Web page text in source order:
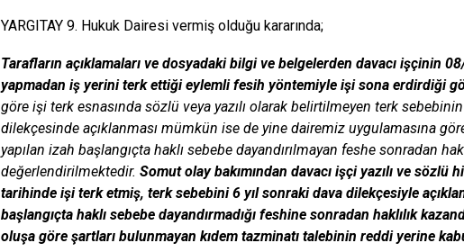
YARGITAY 9. Hukuk Dairesi vermiş olduğu kararında;
Tarafların açıklamaları ve dosyadaki bilgi ve belgelerden davacı işçinin
yapmadan iş yerini terk ettiği eylemli fesih yöntemiyle işi sona erdirdiği
göre işi terk esnasında sözlü veya yazılı olarak belirtilmeyen terk
dilekçesinde açıklanması mümkün ise de yine dairemiz uygulamasına
yapılan izah başlangıçta haklı sebebe dayandırılmayan feshe sonradan
değerlendirilmektedir. Somut olay bakımından davacı işçi yazılı ve
tarihinde işi terk etmiş, terk sebebini 6 yıl sonraki dava dilekçesiyle
başlangıçta haklı sebebe dayandırmadığı feshine sonradan haklılık
oluşa göre şartları bulunmayan kıdem tazminatı talebinin reddi yerine